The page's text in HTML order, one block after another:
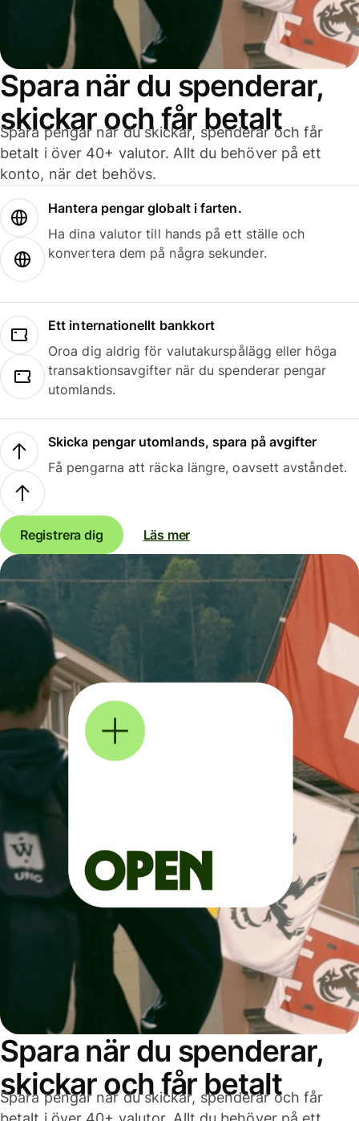
Spara när du spenderar,
skickar och får betalt
Spara pengar när du skickar, spenderar och får
betalt i över 40+ valutor. Allt du behöver på ett
konto, när det behövs.
Hantera pengar globalt i farten.
Ha dina valutor till hands på ett ställe och
konvertera dem på några sekunder.
Ett internationellt bankkort
Oroa dig aldrig för valutakurspålägg eller höga
transaktionsavgifter när du spenderar pengar
utomlands.
Skicka pengar utomlands, spara på avgifter
Få pengarna att räcka längre, oavsett avståndet.
Registrera dig Läs mer
Spara när du spenderar,
skickar och får betalt
Spara pengar när du skickar, spenderar och får